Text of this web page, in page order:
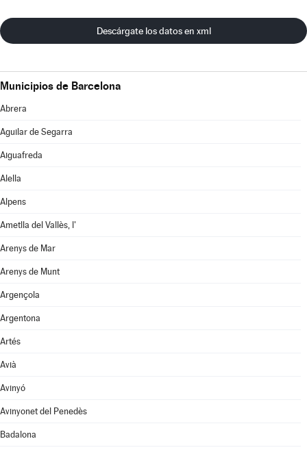
Descárgate los datos en xml
Municipios de Barcelona
Abrera
Aguilar de Segarra
Aiguafreda
Alella
Alpens
Ametlla del Vallès, l'
Arenys de Mar
Arenys de Munt
Argençola
Argentona
Artés
Avià
Avinyó
Avinyonet del Penedès
Badalona